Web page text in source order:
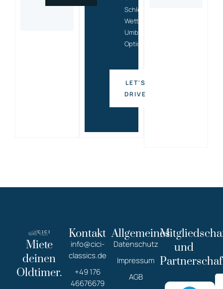
Schlecht-
Wetter-
Umbuchungs
Option
LET'S
DRIVE
Miete
deinen
Oldtimer.
Kontakt
info@cici-
classics.de
+49 176
46676679
Allgemeines
Datenschutz
Impressum
AGB
und